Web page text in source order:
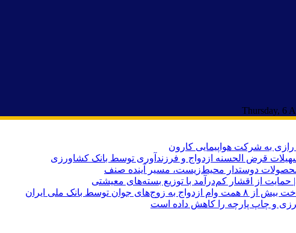
دوستدار محیط‌زیست، مسیر آینده صنف
و چاپ پارچه را کاهش داده است